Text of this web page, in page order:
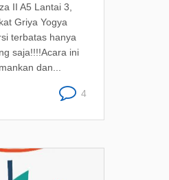
II A5 Lantai 3,
Griya Yogya
terbatas hanya
saja!!!!Acara ini
dan...
4